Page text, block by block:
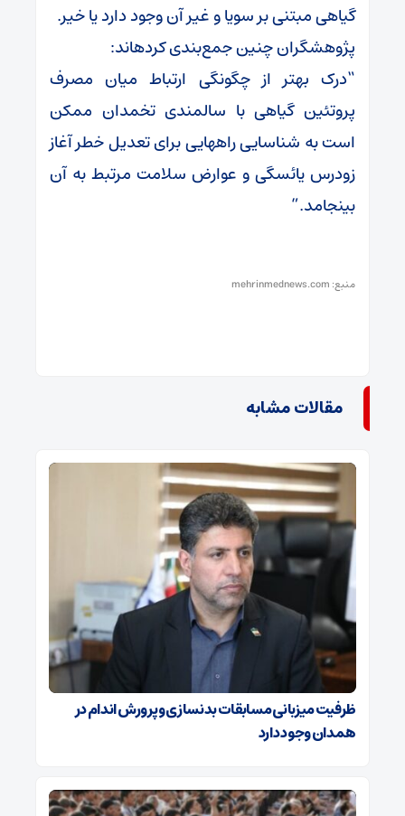
گیاهی مبتنی بر سویا و غیر آن وجود دارد یا خیر.
پژوهشگران چنین جمع‌بندی کرده‎اند:
“درک بهتر از چگونگی ارتباط میان مصرف
پروتئین گیاهی با سالمندی تخمدان ممکن
است به شناسایی راه‎هایی برای تعدیل خطر آغاز
زودرس یائسگی و عوارض سلامت مرتبط به آن
بینجامد.”
منبع: mehrinmednews.com
مقالات مشابه
ظرفیت میزبانی مسابقات بدنسازی و پرورش اندام در
همدان وجود دارد